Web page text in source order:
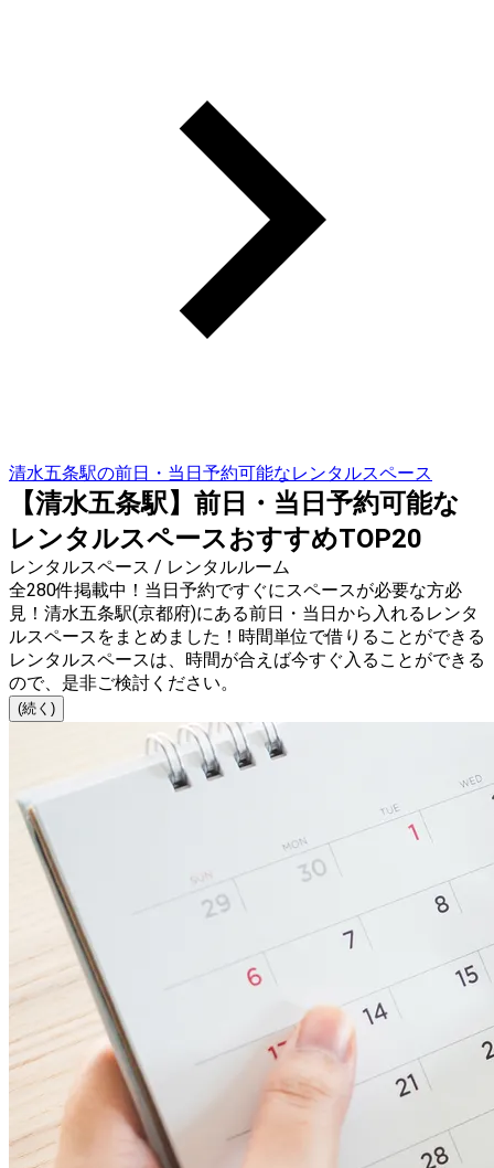
清水五条駅の前日・当日予約可能なレンタルスペース
【清水五条駅】前日・当日予約可能な
レンタルスペースおすすめTOP20
レンタルスペース / レンタルルーム
全280件掲載中！当日予約ですぐにスペースが必要な方必
見！清水五条駅(京都府)にある前日・当日から入れるレンタ
ルスペースをまとめました！時間単位で借りることができる
レンタルスペースは、時間が合えば今すぐ入ることができる
ので、是非ご検討ください。
(続く)